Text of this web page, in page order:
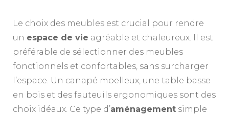
Le choix des meubles est crucial pour rendre
un espace de vie agréable et chaleureux. Il est
préférable de sélectionner des meubles
fonctionnels et confortables, sans surcharger
l’espace. Un canapé moelleux, une table basse
en bois et des fauteuils ergonomiques sont des
choix idéaux. Ce type d’aménagement simple